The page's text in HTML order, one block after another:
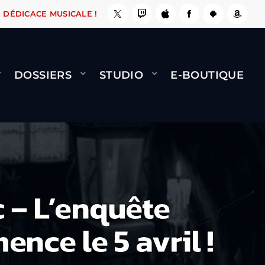
FAIT ! NAMI BERNARD MINET - FLY
DÉDICACE MUSICALE !
DOSSIERS STUDIO E-BOUTIQUE
L’enquête
le 5 avril !